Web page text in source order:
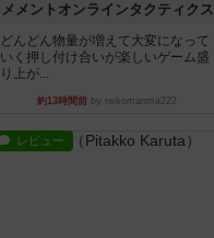
メメントオンラインタクティクス
どんどん物量が増えて大変になって
いく押し付け合いが楽しいゲーム盛
り上が...
約13時間前 by nekomanma222
レビュー